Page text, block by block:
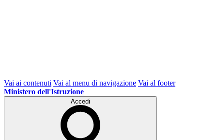
Vai ai contenuti Vai al menu di navigazione Vai al footer
Ministero dell'Istruzione
Accedi